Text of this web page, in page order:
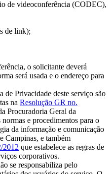
de videoconferência (CODEC),
de link);
o solicitante deverá
será usada e o endereço para
de Privacidade deste serviço são
na Resolução GR no.
Procuradoria Geral da
e procedimentos para o
da informação e comunicação
Campinas, e também
2012 que estabelece as regras de
corporativos.
se responsabiliza pelo